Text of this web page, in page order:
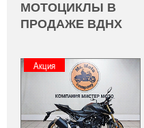
МОТОЦИКЛЫ В
ПРОДАЖЕ ВДНХ
Акция